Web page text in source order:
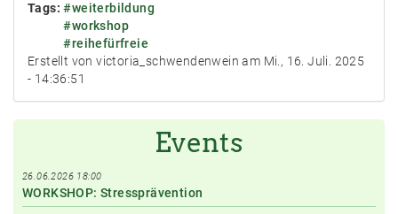
Tags:#weiterbildung
#workshop
#reihefürfreie
Erstellt von victoria_schwendenwein am Mi., 16. Juli. 2025
- 14:36:51
Events
26.06.2026 18:00
WORKSHOP: Stressprävention